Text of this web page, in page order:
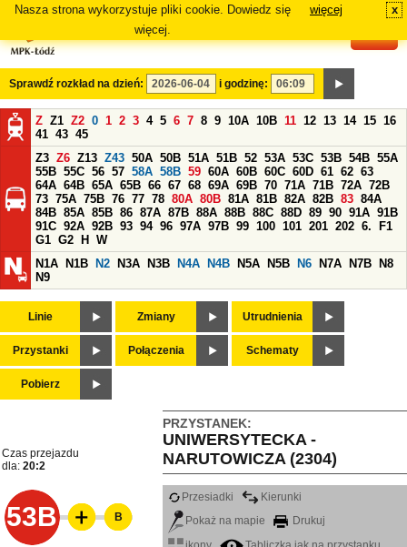
Nasza strona wykorzystuje pliki cookie. Dowiedz się
więcej.
więcej x
Sprawdź rozkład na dzień: i godzinę:
Z Z1 Z2 0 1 2 3 4 5 6 7 8 9 10A 10B 11 12 13 14 15 16
41 43 45
Z3 Z6 Z13 Z43 50A 50B 51A 51B 52 53A 53C 53B 54B 55A
55B 55C 56 57 58A 58B 59 60A 60B 60C 60D 61 62 63
64A 64B 65A 65B 66 67 68 69A 69B 70 71A 71B 72A 72B
73 75A 75B 76 77 78 80A 80B 81A 81B 82A 82B 83 84A
84B 85A 85B 86 87A 87B 88A 88B 88C 88D 89 90 91A 91B
91C 92A 92B 93 94 96 97A 97B 99 100 101 201 202 6.
F1
G1 G2 H
W
N1A
N1B N2 N3A N3B N4A N4B N5A N5B N6 N7A N7B
N8
N9
Linie Zmiany Utrudnienia
Przystanki Połączenia Schematy
Pobierz
PRZYSTANEK:
UNIWERSYTECKA -
NARUTOWICZA (2304)
Czas przejazdu
dla: 20:2
53B
Przesiadki
Kierunki
Pokaż na mapie
Drukuj
B